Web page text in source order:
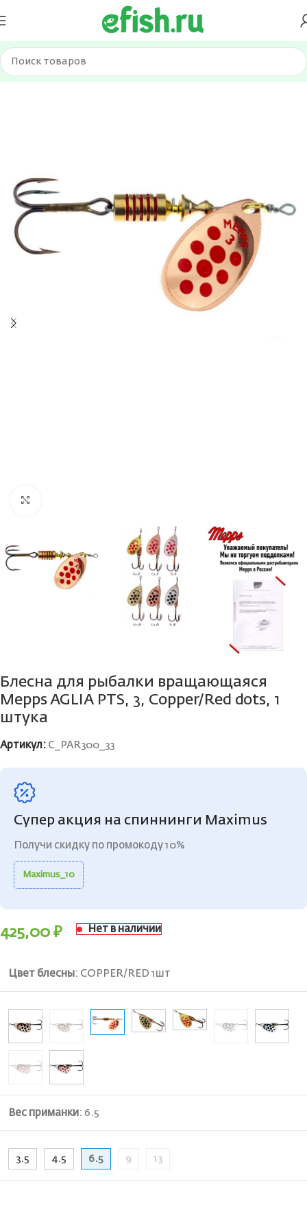
Главная Приманки Блесна
Блесна для рыбалки вращающаяся
Mepps AGLIA PTS, 3, Copper/Red dots, 1
штука
Артикул: C_PAR300_33
Супер акция на спиннинги Maximus
Получи скидку по промокоду 10%
Maximus_10
425,00 ₽ Нет в наличии
Цвет блесны: COPPER/RED 1шт
Вес приманки: 6.5
3.5 4.5 6.5 9 13